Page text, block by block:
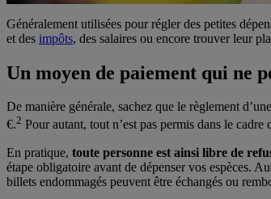
Généralement utilisées pour régler des petites
et des impôts, des salaires ou encore trouver leur
Un moyen de paiement qui ne
De manière générale, sachez que le règlement
€.2 Pour autant, tout n’est pas permis dans le cadre
En pratique, toute personne est ainsi libre de
étape obligatoire avant de dépenser vos espèces.
billets endommagés peuvent être échangés ou